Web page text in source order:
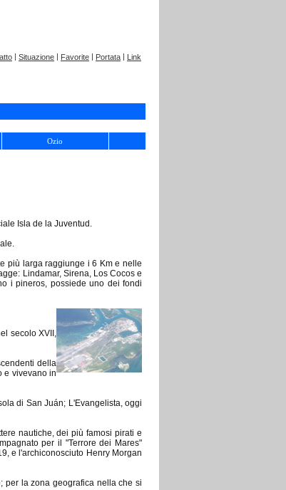
| Situazione | Favorite | Portata | Link
Ozio
Isla de la Juventud.
più larga raggiunge i 6 Km e nelle
Lindamar, Sirena, Los Cocos e
i pineros, possiede uno dei fondi
secolo XVII,
della
e vivevano in
di San Juán; L'Evangelista, oggi
nautiche, dei più famosi pirati e
per il "Terrore dei Mares"
e l'archiconosciuto Henry Morgan
per la zona geografica nella che si